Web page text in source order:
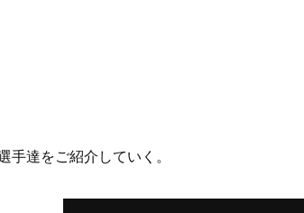
手達をご紹介していく。